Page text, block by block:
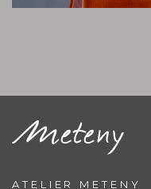
ATELIER METENY